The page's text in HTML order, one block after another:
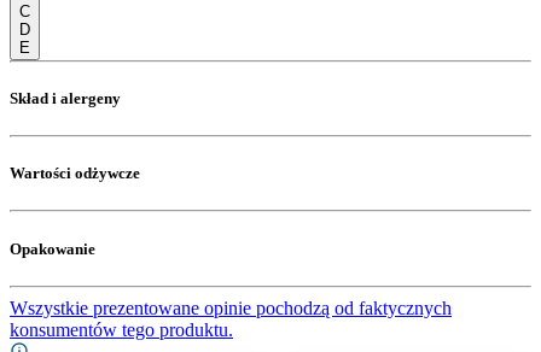
C
D
E
Skład i alergeny
Wartości odżywcze
Opakowanie
Wszystkie prezentowane opinie pochodzą od faktycznych
konsumentów tego produktu.